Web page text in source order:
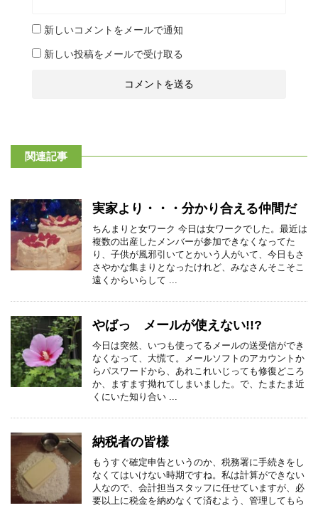
新しいコメントをメールで通知
新しい投稿をメールで受け取る
関連記事
実家より・・・分かり合える仲間だ
ちんまりと女ワーク 今日は女ワークでした。最近は
複数の出産したメンバーが参加できなくなってた
り、子供が風邪引いてとかいう人がいて、今日もさ
さやかな集まりとなったけれど、みなさんそこそこ
遠くからいらして ...
やばっ メールが使えない!!?
今日は突然、いつも使ってるメールの送受信ができ
なくなって、大慌て。メールソフトのアカウントか
らパスワードから、あれこれいじっても修復どころ
か、ますます拗れてしまいました。で、たまたま近
くにいた知り合い ...
納税者の皆様
もうすぐ確定申告というのか、税務署に手続きをし
なくてはいけない時期ですね。私は計算ができない
人なので、会計担当スタッフに任せていますが、必
要以上に税金を納めなくて済むよう、管理してもら